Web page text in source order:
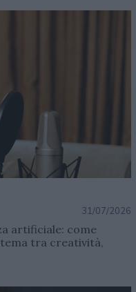
31/07/2026
artificiale: come
tra creatività,